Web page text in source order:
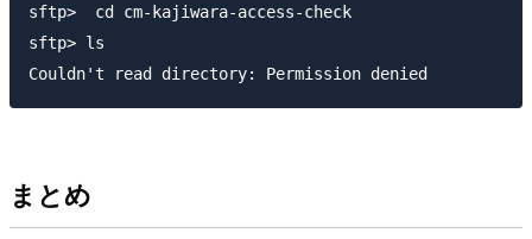
sftp>  cd cm-kajiwara-access-check
sftp> ls
まとめ